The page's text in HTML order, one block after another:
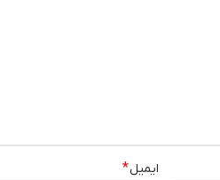
ایمیل*